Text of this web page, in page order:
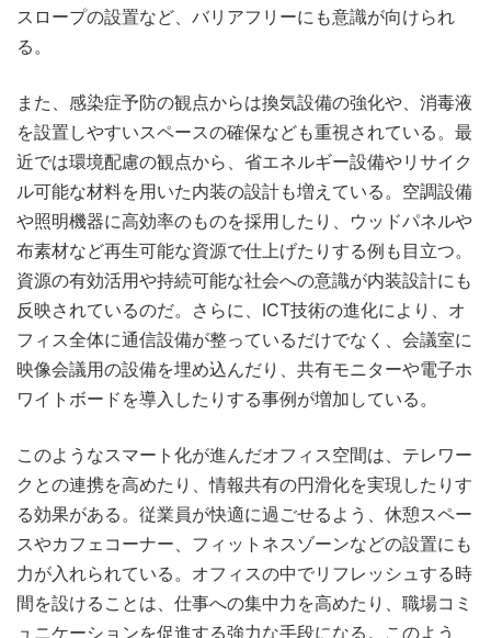
スロープの設置など、バリアフリーにも意識が向けられ
る。
また、感染症予防の観点からは換気設備の強化や、消毒液
を設置しやすいスペースの確保なども重視されている。最
近では環境配慮の観点から、省エネルギー設備やリサイク
ル可能な材料を用いた内装の設計も増えている。空調設備
や照明機器に高効率のものを採用したり、ウッドパネルや
布素材など再生可能な資源で仕上げたりする例も目立つ。
資源の有効活用や持続可能な社会への意識が内装設計にも
反映されているのだ。さらに、ICT技術の進化により、オ
フィス全体に通信設備が整っているだけでなく、会議室に
映像会議用の設備を埋め込んだり、共有モニターや電子ホ
ワイトボードを導入したりする事例が増加している。
このようなスマート化が進んだオフィス空間は、テレワー
クとの連携を高めたり、情報共有の円滑化を実現したりす
る効果がある。従業員が快適に過ごせるよう、休憩スペー
スやカフェコーナー、フィットネスゾーンなどの設置にも
力が入れられている。オフィスの中でリフレッシュする時
間を設けることは、仕事への集中力を高めたり、職場コミ
ュニケーションを促進する強力な手段になる。このよう